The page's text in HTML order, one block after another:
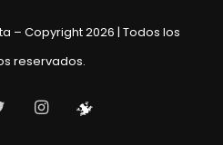
– Copyright 2026 | Todos los
reservados.
TwitterInstagram